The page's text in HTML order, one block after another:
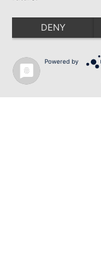
DENY
Powered by